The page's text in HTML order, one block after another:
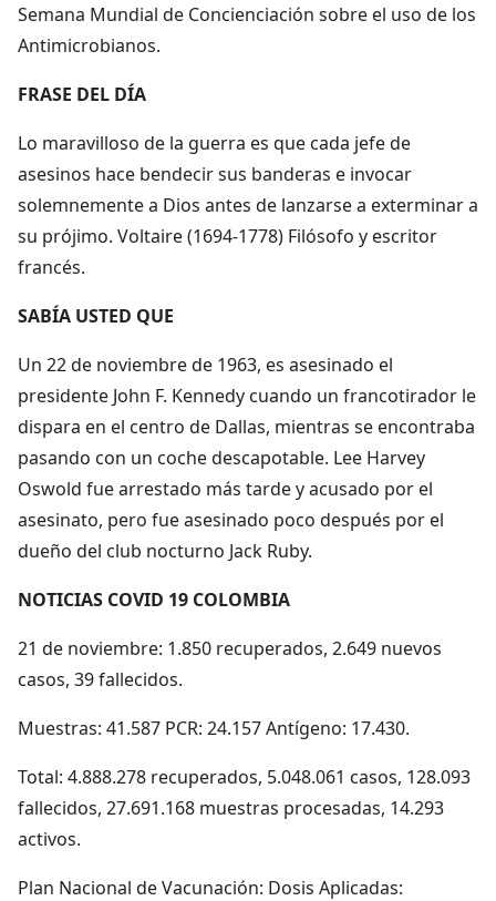
Semana Mundial de Concienciación sobre el uso de los
Antimicrobianos.
FRASE DEL DÍA
Lo maravilloso de la guerra es que cada jefe de
asesinos hace bendecir sus banderas e invocar
solemnemente a Dios antes de lanzarse a exterminar a
su prójimo. Voltaire (1694-1778) Filósofo y escritor
francés.
SABÍA USTED QUE
Un 22 de noviembre de 1963, es asesinado el
presidente John F. Kennedy cuando un francotirador le
dispara en el centro de Dallas, mientras se encontraba
pasando con un coche descapotable. Lee Harvey
Oswold fue arrestado más tarde y acusado por el
asesinato, pero fue asesinado poco después por el
dueño del club nocturno Jack Ruby.
NOTICIAS COVID 19 COLOMBIA
21 de noviembre: 1.850 recuperados, 2.649 nuevos
casos, 39 fallecidos.
Muestras: 41.587 PCR: 24.157 Antígeno: 17.430.
Total: 4.888.278 recuperados, 5.048.061 casos, 128.093
fallecidos, 27.691.168 muestras procesadas, 14.293
activos.
Plan Nacional de Vacunación: Dosis Aplicadas: